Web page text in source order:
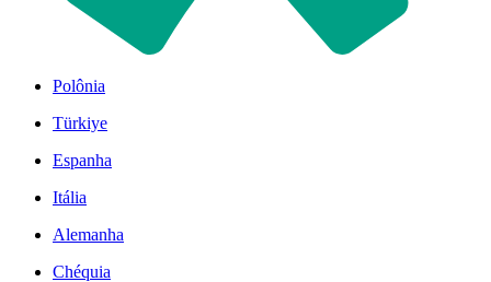
Polônia
Türkiye
Espanha
Itália
Alemanha
Chéquia